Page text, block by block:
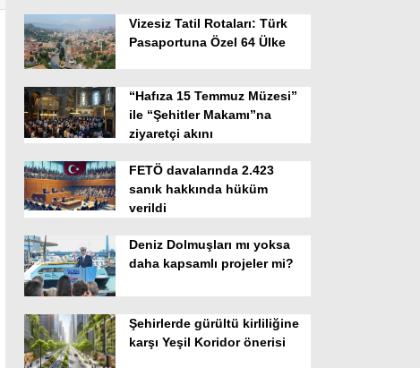
Vizesiz Tatil Rotaları: Türk
Pasaportuna Özel 64 Ülke
“Hafıza 15 Temmuz Müzesi”
ile “Şehitler Makamı”na
ziyaretçi akını
FETÖ davalarında 2.423
sanık hakkında hüküm
verildi
Deniz Dolmuşları mı yoksa
daha kapsamlı projeler mi?
Şehirlerde gürültü kirliliğine
karşı Yeşil Koridor önerisi